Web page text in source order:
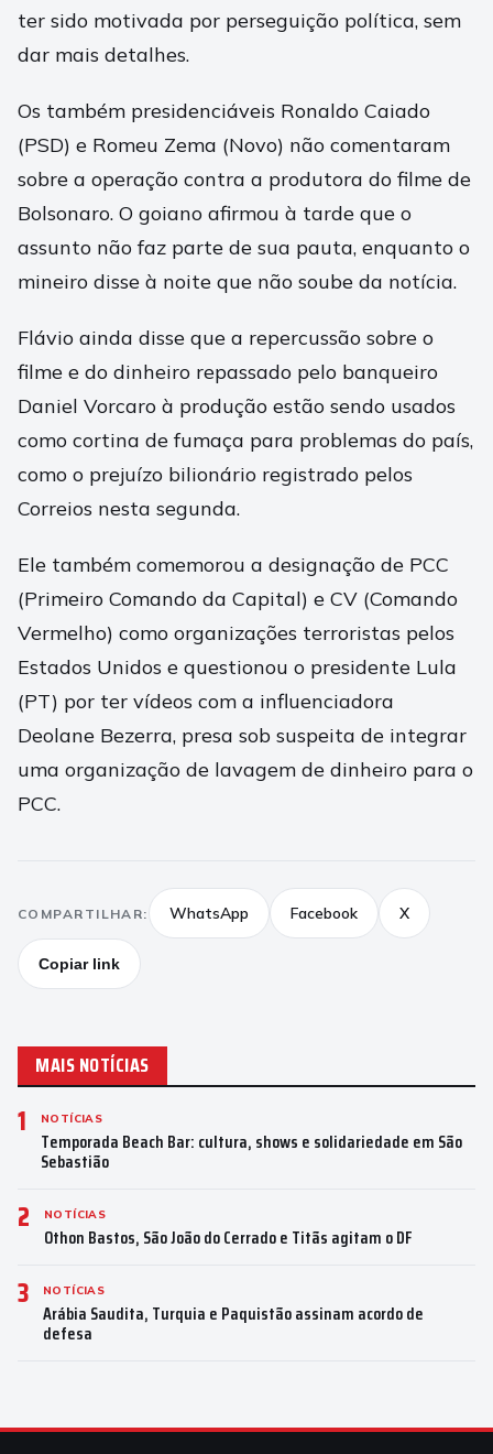
ter sido motivada por perseguição política, sem
dar mais detalhes.
Os também presidenciáveis Ronaldo Caiado
(PSD) e Romeu Zema (Novo) não comentaram
sobre a operação contra a produtora do filme de
Bolsonaro. O goiano afirmou à tarde que o
assunto não faz parte de sua pauta, enquanto o
mineiro disse à noite que não soube da notícia.
Flávio ainda disse que a repercussão sobre o
filme e do dinheiro repassado pelo banqueiro
Daniel Vorcaro à produção estão sendo usados
como cortina de fumaça para problemas do país,
como o prejuízo bilionário registrado pelos
Correios nesta segunda.
Ele também comemorou a designação de PCC
(Primeiro Comando da Capital) e CV (Comando
Vermelho) como organizações terroristas pelos
Estados Unidos e questionou o presidente Lula
(PT) por ter vídeos com a influenciadora
Deolane Bezerra, presa sob suspeita de integrar
uma organização de lavagem de dinheiro para o
PCC.
COMPARTILHAR: WhatsApp Facebook X
Copiar link
MAIS NOTÍCIAS
1 NOTÍCIAS
Temporada Beach Bar: cultura, shows e solidariedade em São
Sebastião
2 NOTÍCIAS
Othon Bastos, São João do Cerrado e Titãs agitam o DF
3 NOTÍCIAS
Arábia Saudita, Turquia e Paquistão assinam acordo de
defesa